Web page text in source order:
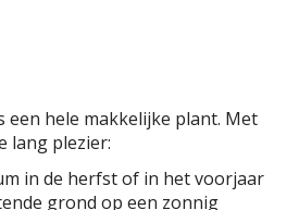
een hele makkelijke plant. Met
lang plezier:
in de herfst of in het voorjaar
grond op een zonnig